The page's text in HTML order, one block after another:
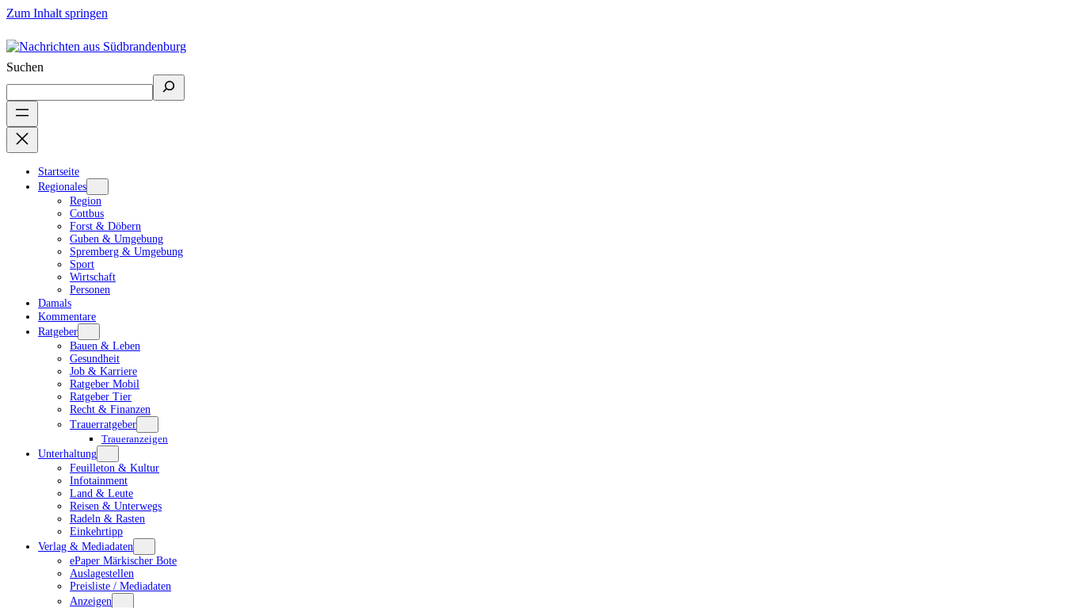
Zum Inhalt springen
Suchen
Startseite
Regionales
Region
Cottbus
Forst & Döbern
Guben & Umgebung
Spremberg & Umgebung
Sport
Wirtschaft
Personen
Damals
Kommentare
Ratgeber
Bauen & Leben
Gesundheit
Job & Karriere
Ratgeber Mobil
Ratgeber Tier
Recht & Finanzen
Trauerratgeber
Traueranzeigen
Unterhaltung
Feuilleton & Kultur
Infotainment
Land & Leute
Reisen & Unterwegs
Radeln & Rasten
Einkehrtipp
Verlag & Mediadaten
ePaper Märkischer Bote
Auslagestellen
Preisliste / Mediadaten
Anzeigen